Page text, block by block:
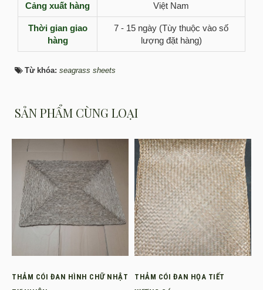
Cảng xuất hàng Việt Nam
Thời gian giao
hàng
7 - 15 ngày (Tùy thuộc vào số
lượng đặt hàng)
Từ khóa: seagrass sheets
SẢN PHẨM CÙNG LOẠI
THẢM CÓI ĐAN HÌNH CHỮ NHẬT
THẢM CÓI ĐAN HỌA TIẾT